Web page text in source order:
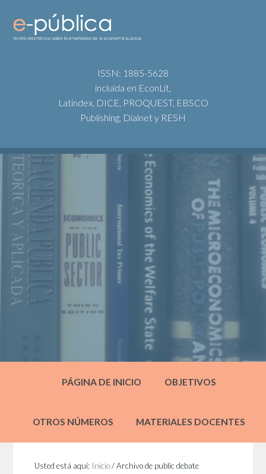
ISSN: 1885-5628
incluida en EconLit,
Latindex, DICE, PROQUEST, EBSCO
Publishing, Dialnet y RESH
PÁGINA DE INICIO OBJETIVOS
OTROS NÚMEROS MATERIALES DOCENTES
Usted está aquí: Inicio /Archivo de public debate